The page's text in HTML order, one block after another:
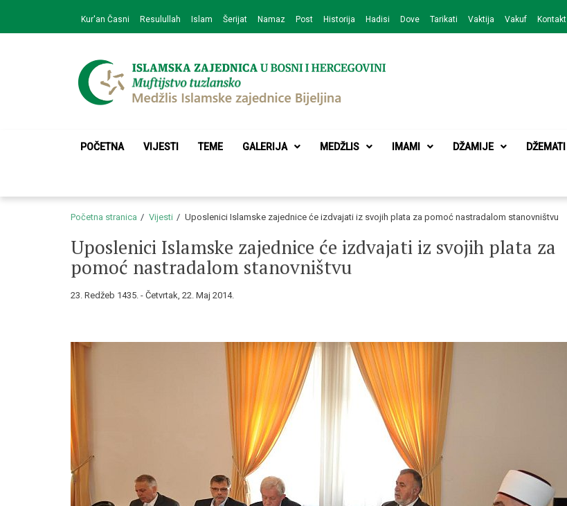
navigation
content
Kur'an Časni Resulullah Islam Šerijat Namaz Post Historija Hadisi Dove Tarikati Vaktija Vakuf Kontakt
Medžlis Islamske zajednice Bijeljina
POČETNA VIJESTI TEME GALERIJA MEDŽLIS IMAMI DŽAMIJE DŽEMATI
Početna stranica Vijesti Uposlenici Islamske zajednice će izdvajati iz svojih plata za pomoć nastradalom stanovništvu
Uposlenici Islamske zajednice će izdvajati iz svojih plata za
pomoć nastradalom stanovništvu
23. Redžeb 1435. - Četvrtak, 22. Maj 2014.